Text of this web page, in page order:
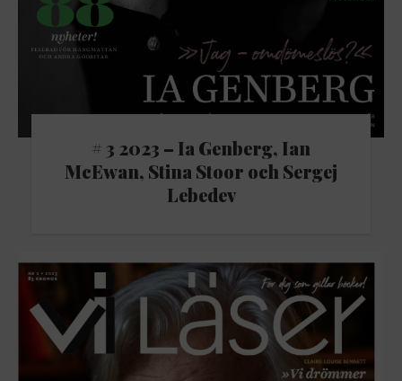
# 3 2023 – Ia Genberg, Ian
McEwan, Stina Stoor och Sergej
Lebedev